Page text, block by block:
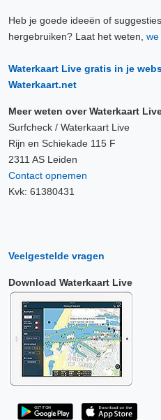
Heb je goede ideeën of
hergebruiken? Laat het weten, we
Waterkaart Live gratis in je
Waterkaart.net
Meer weten over Waterkaart
Surfcheck / Waterkaart Live
Rijn en Schiekade 115 F
2311 AS Leiden
Contact opnemen
Kvk: 61380431
Veelgestelde vragen
Download Waterkaart Live